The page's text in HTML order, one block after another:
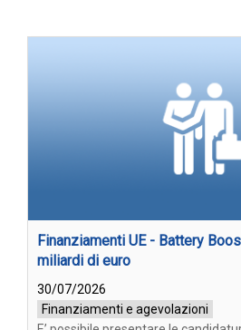
Finanziamenti UE - Battery
miliardi di euro
30/07/2026
Finanziamenti e agevolazioni